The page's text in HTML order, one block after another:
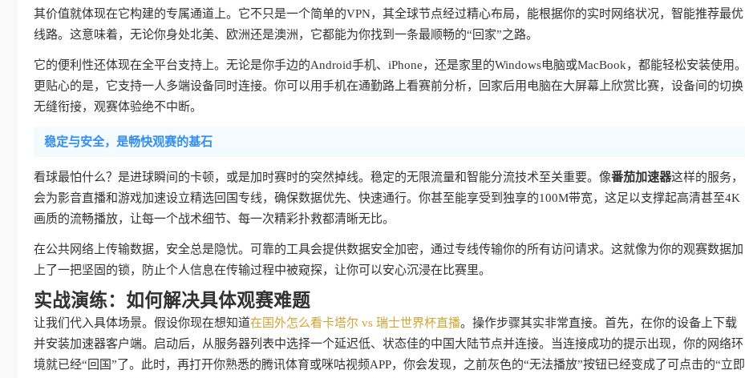
其价值就体现在它构建的专属通道上。它不只是一个简单的VPN，其全球节点经过精心布局，能根据你的实时网络状况，智能推荐最优
线路。这意味着，无论你身处北美、欧洲还是澳洲，它都能为你找到一条最顺畅的“回家”之路。
它的便利性还体现在全平台支持上。无论是你手边的Android手机、iPhone，还是家里的Windows电脑或MacBook，都能轻松安装使用。
更贴心的是，它支持一人多端设备同时连接。你可以用手机在通勤路上看赛前分析，回家后用电脑在大屏幕上欣赏比赛，设备间的切换
无缝衔接，观赛体验绝不中断。
稳定与安全，是畅快观赛的基石
看球最怕什么？是进球瞬间的卡顿，或是加时赛时的突然掉线。稳定的无限流量和智能分流技术至关重要。像番茄加速器这样的服务，
会为影音直播和游戏加速设立精选回国专线，确保数据优先、快速通行。你甚至能享受到独享的100M带宽，这足以支撑起高清甚至4K
画质的流畅播放，让每一个战术细节、每一次精彩扑救都清晰无比。
在公共网络上传输数据，安全总是隐忧。可靠的工具会提供数据安全加密，通过专线传输你的所有访问请求。这就像为你的观赛数据加
上了一把坚固的锁，防止个人信息在传输过程中被窥探，让你可以安心沉浸在比赛里。
实战演练：如何解决具体观赛难题
让我们代入具体场景。假设你现在想知道在国外怎么看卡塔尔 vs 瑞士世界杯直播。操作步骤其实非常直接。首先，在你的设备上下载
并安装加速器客户端。启动后，从服务器列表中选择一个延迟低、状态佳的中国大陆节点并连接。当连接成功的提示出现，你的网络环
境就已经“回国”了。此时，再打开你熟悉的腾讯体育或咪咕视频APP，你会发现，之前灰色的“无法播放”按钮已经变成了可点击的“立即